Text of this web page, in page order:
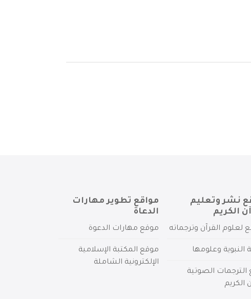
نشر وتعليم
الكريم
لعلوم القرآن وترجماته
النبوية وعلومها
الترجمات الصوتية
الكريم
مواقع تطوير مهارات
الدعاة
موقع مهارات الدعوة
موقع المكتبة الإسلامية
الإلكترونية الشاملة